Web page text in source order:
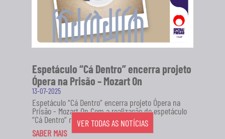
Espetáculo “Cá Dentro” encerra projeto
Ópera na Prisão – Mozart On
13-07-2025
Espetáculo “Cá Dentro” encerra projeto Ópera na
Prisão - Mozart On Com a realização do espetáculo
“Cá Dentro” no...
SABER MAIS
VER TODAS AS NOTÍCIAS